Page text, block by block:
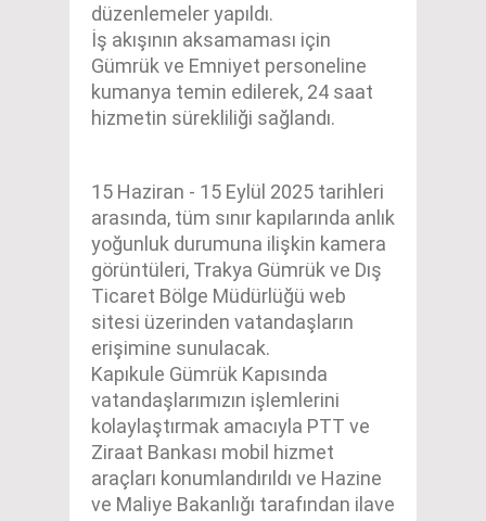
düzenlemeler yapıldı.
İş akışının aksamaması için
Gümrük ve Emniyet personeline
kumanya temin edilerek, 24 saat
hizmetin sürekliliği sağlandı.
15 Haziran - 15 Eylül 2025 tarihleri
arasında, tüm sınır kapılarında anlık
yoğunluk durumuna ilişkin kamera
görüntüleri, Trakya Gümrük ve Dış
Ticaret Bölge Müdürlüğü web
sitesi üzerinden vatandaşların
erişimine sunulacak.
Kapıkule Gümrük Kapısında
vatandaşlarımızın işlemlerini
kolaylaştırmak amacıyla PTT ve
Ziraat Bankası mobil hizmet
araçları konumlandırıldı ve Hazine
ve Maliye Bakanlığı tarafından ilave